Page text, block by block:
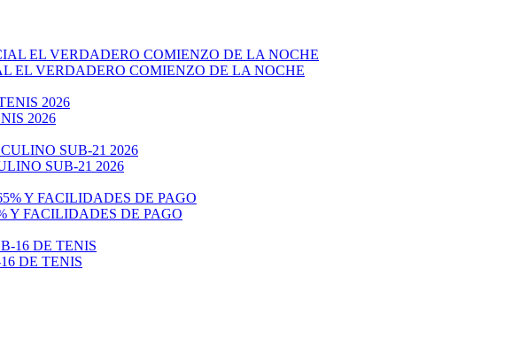
EL VERDADERO COMIENZO DE LA NOCHE
2026
SUB-21 2026
Y FACILIDADES DE PAGO
DE TENIS